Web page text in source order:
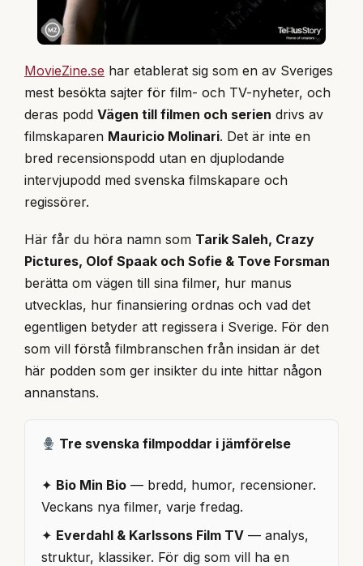
MovieZine.se har etablerat sig som en av Sveriges
mest besökta sajter för film- och TV-nyheter, och
deras podd Vägen till filmen och serien drivs av
filmskaparen Mauricio Molinari. Det är inte en
bred recensionspodd utan en djuplodande
intervjupodd med svenska filmskapare och
regissörer.
Här får du höra namn som Tarik Saleh, Crazy
Pictures, Olof Spaak och Sofie & Tove Forsman
berätta om vägen till sina filmer, hur manus
utvecklas, hur finansiering ordnas och vad det
egentligen betyder att regissera i Sverige. För den
som vill förstå filmbranschen från insidan är det
här podden som ger insikter du inte hittar någon
annanstans.
Tre svenska filmpoddar i jämförelse
✦ Bio Min Bio — bredd, humor, recensioner.
Veckans nya filmer, varje fredag.
✦ Everdahl & Karlssons Film TV — analys,
struktur, klassiker. För dig som vill ha en